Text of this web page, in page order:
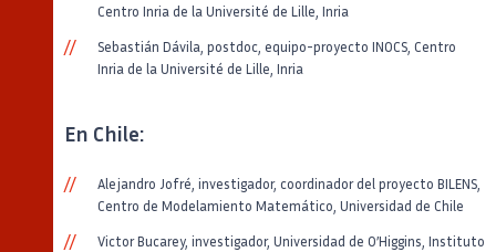
Centro Inria de la Université de Lille, Inria
Sebastián Dávila, postdoc, equipo-proyecto INOCS, Centro
Inria de la Université de Lille, Inria
En Chile:
Alejandro Jofré, investigador, coordinador del proyecto BILENS,
Centro de Modelamiento Matemático, Universidad de Chile
Victor Bucarey, investigador, Universidad de O’Higgins, Instituto